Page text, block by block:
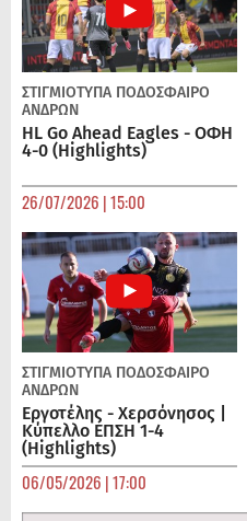
ΣΤΙΓΜΙΟΤΥΠΑ ΠΟΔΌΣΦΑΙΡΟ
ΑΝΔΡΏΝ
HL Go Ahead Eagles - ΟΦΗ
4-0 (Highlights)
26/07/2026 | 15:00
ΣΤΙΓΜΙΟΤΥΠΑ ΠΟΔΌΣΦΑΙΡΟ
ΑΝΔΡΏΝ
Εργοτέλης - Χερσόνησος |
Κύπελλο ΕΠΣΗ 1-4
(Highlights)
06/05/2026 | 17:00